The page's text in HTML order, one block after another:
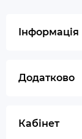
Інформація
Додатково
Кабінет